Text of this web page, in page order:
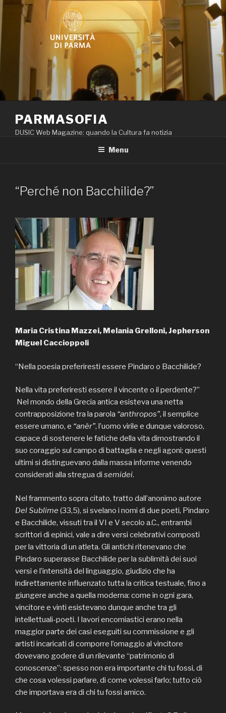
contenuto
PARMASOFIA
DUSIC Web Magazine: quando la Cultura fa notizia
Menu
“Perché non Bacchilide?”
Maria Cristina Mazzei, Melania Grelloni, Jepherson
Miguel Caccioppoli
“Nella poesia preferiresti essere Pindaro o Bacchilide?
Nella vita preferiresti essere il vincente o il perdente?”
Nel mondo della Grecia antica esisteva una netta
contrapposizione tra la parola “anthropos”, il semplice
essere umano, e “anèr”, l’uomo virile e dunque valoroso,
capace di sostenere le fatiche della vita dimostrando il
suo coraggio sul campo di battaglia e negli agoni; questi
ultimi si distinguevano dalla massa informe venendo
considerati alla stregua di semidei.
Nel frammento sopra citato, tratto dall’anonimo autore
Del Sublime (33,5), si svelano i nomi di due poeti, Pindaro
e Bacchilide, vissuti tra il VI e V secolo a.C., entrambi
scrittori di epinici, vale a dire versi celebrativi composti
per la vittoria di un atleta. Gli antichi ritenevano che
Pindaro superasse Bacchilide per la sublimità dei suoi
versi e l’intensità del linguaggio, giudizio che ha
indirettamente influenzato tutta la critica testuale, fino a
giungere anche a quella moderna: come in ogni gara,
vincitore e vinti esistevano dunque anche tra gli
intellettuali-poeti. I lavori encomiastici erano nella
maggior parte dei casi eseguiti su commissione e gli
artisti incaricati di comporre l’omaggio al vincitore
dovevano godere di un rilevante “patrimonio di
conoscenze”: spesso non era importante chi tu fossi, di
che cosa volessi parlare, di come volessi farlo; tutto ciò
che importava era di chi tu fossi amico.